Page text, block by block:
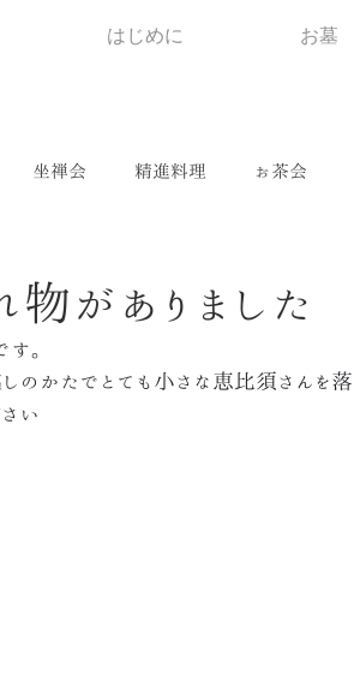
はじめに お墓
坐禅会 精進料理 お茶会
がありました
。
かたでとても小さな恵比須さんを落
い